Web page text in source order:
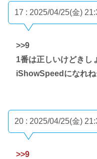
17 : 2025/04/25(金)
>>9
1番は正しいけどきし
iShowSpeedになれね
20 : 2025/04/25(金)
>>9